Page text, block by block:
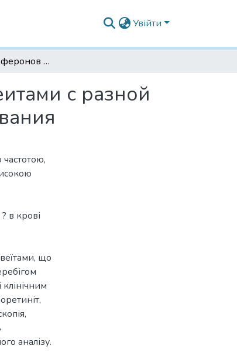
Увійти
Уровень интерферонов α и γ в крови больных увеитами с разной клинической характеристикой и течением заболевания
с разной
частотою,
в крові
що
аналізу.